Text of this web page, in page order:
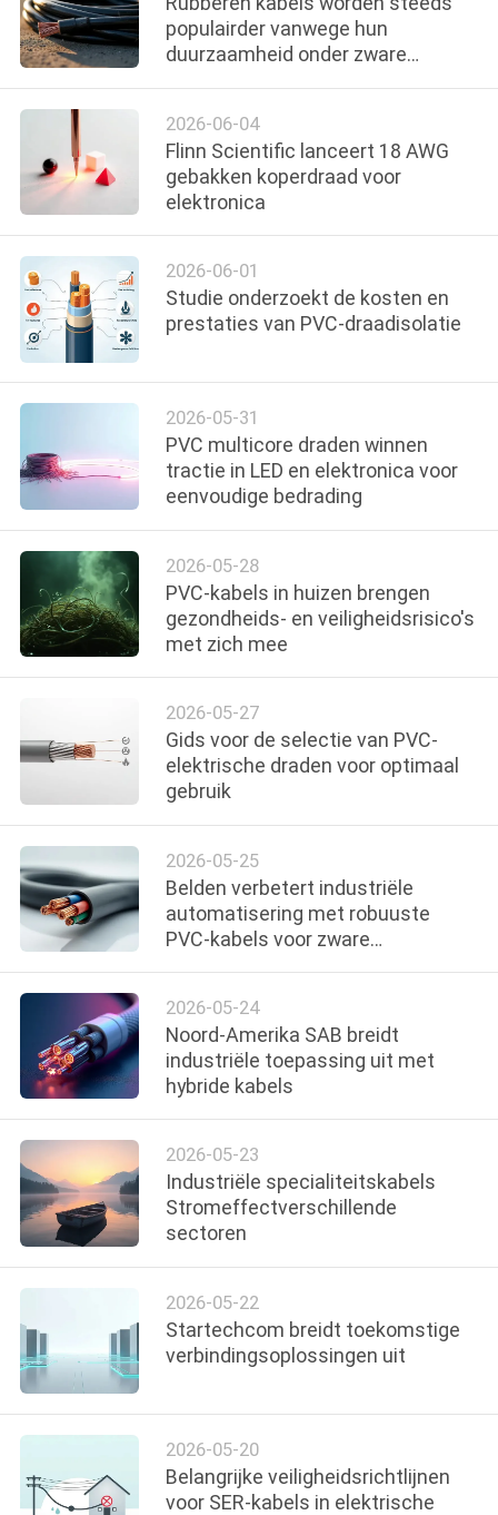
populairder vanwege hun
duurzaamheid onder zware
2026-06-04
Flinn Scientific lanceert 18 AWG
gebakken koperdraad voor
elektronica
2026-06-01
Studie onderzoekt de kosten en
prestaties van PVC-draadisolatie
2026-05-31
PVC multicore draden winnen
tractie in LED en elektronica voor
eenvoudige bedrading
2026-05-28
PVC-kabels in huizen brengen
gezondheids- en veiligheidsrisico's
met zich mee
2026-05-27
Gids voor de selectie van PVC-
elektrische draden voor optimaal
gebruik
2026-05-25
Belden verbetert industriële
automatisering met robuuste
PVC-kabels voor zware
2026-05-24
Noord-Amerika SAB breidt
industriële toepassing uit met
hybride kabels
2026-05-23
Industriële specialiteitskabels
Stromeffectverschillende
sectoren
2026-05-22
Startechcom breidt toekomstige
verbindingsoplossingen uit
2026-05-20
Belangrijke veiligheidsrichtlijnen
voor SER-kabels in elektrische